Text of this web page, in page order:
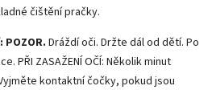
čištění pračky.
Dráždí oči. Držte dál od dětí. Po
PŘI ZASAŽENÍ OČÍ: Několik minut
kontaktní čočky, pokud jsou